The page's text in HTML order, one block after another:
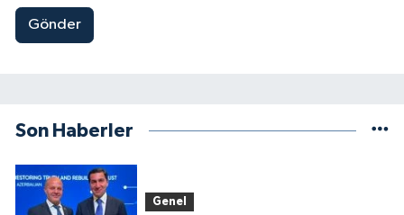
Gönder
Son Haberler
Genel